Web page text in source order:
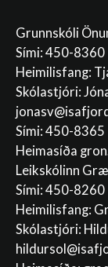
Grunnskóli
Sími: 450-8360
Heimilisfang:
Skólastjóri:
Sími: 450-8365
Heimasíða
Leikskólinn
Sími: 450-8260
Heimilisfang:
Skólastjóri: